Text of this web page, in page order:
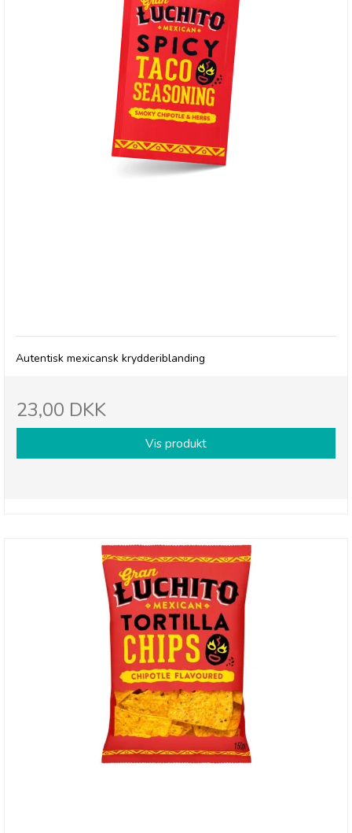
Autentisk mexicansk krydderiblanding
23,00 DKK
Vis produkt